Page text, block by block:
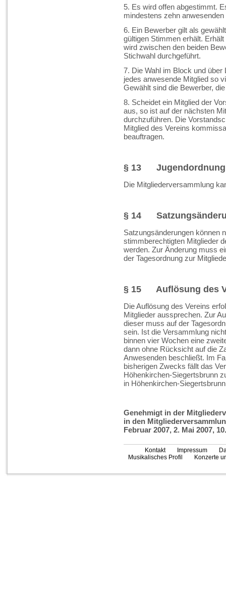
5. Es wird offen abgestimmt.
mindestens zehn
6. Ein Bewerber gilt als
gültigen Stimmen erhält.
wird zwischen den beiden
Stichwahl durchgeführt.
7. Die Wahl im Block und
jedes anwesende Mitglied so
Gewählt sind die Bewerber,
8. Scheidet ein Mitglied der
aus, so ist auf der nächsten
durchzuführen. Die
Mitglied des Vereins
beauftragen.
§ 13 Jugendordnung
Die Mitgliederversammlung
§ 14
Satzungsänderungen können
stimmberechtigten Mitglieder
werden. Zur Änderung muss
der Tagesordnung zur
§ 15 Auflösung des
Die Auflösung des Vereins
Mitglieder aussprechen. Zur
dieser muss auf der
sein. Ist die Versammlung
binnen vier Wochen eine
dann ohne Rücksicht auf die
Anwesenden beschließt. Im
bisherigen Zwecks fällt das
Höhenkirchen-Siegertsbrunn
in Höhenkirchen-
Genehmigt in der
in den
Februar 2007, 2. Mai 2007,
Kontakt Impressum
Musikalisches Profil
Konzerte